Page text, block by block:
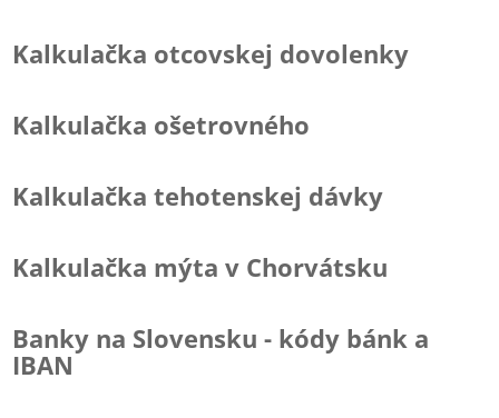
Kalkulačka otcovskej dovolenky
Kalkulačka ošetrovného
Kalkulačka tehotenskej dávky
Kalkulačka mýta v Chorvátsku
Banky na Slovensku - kódy bánk a
IBAN